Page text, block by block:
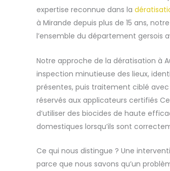
expertise reconnue dans la
à Mirande depuis plus de 15 ans,
l’ensemble du département
Notre approche de la dératisation à
inspection minutieuse des lieux,
présentes, puis traitement ciblé
réservés aux applicateurs certifiés
d’utiliser des biocides de haute
domestiques lorsqu’ils sont
Ce qui nous distingue ? Une
parce que nous savons qu’un